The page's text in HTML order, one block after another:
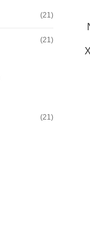
(21)
(21)
(21)